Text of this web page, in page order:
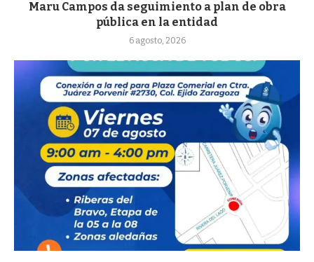
Maru Campos da seguimiento a plan de obra
pública en la entidad
6 agosto, 2026